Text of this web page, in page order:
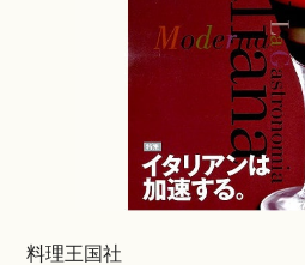
料理王国社